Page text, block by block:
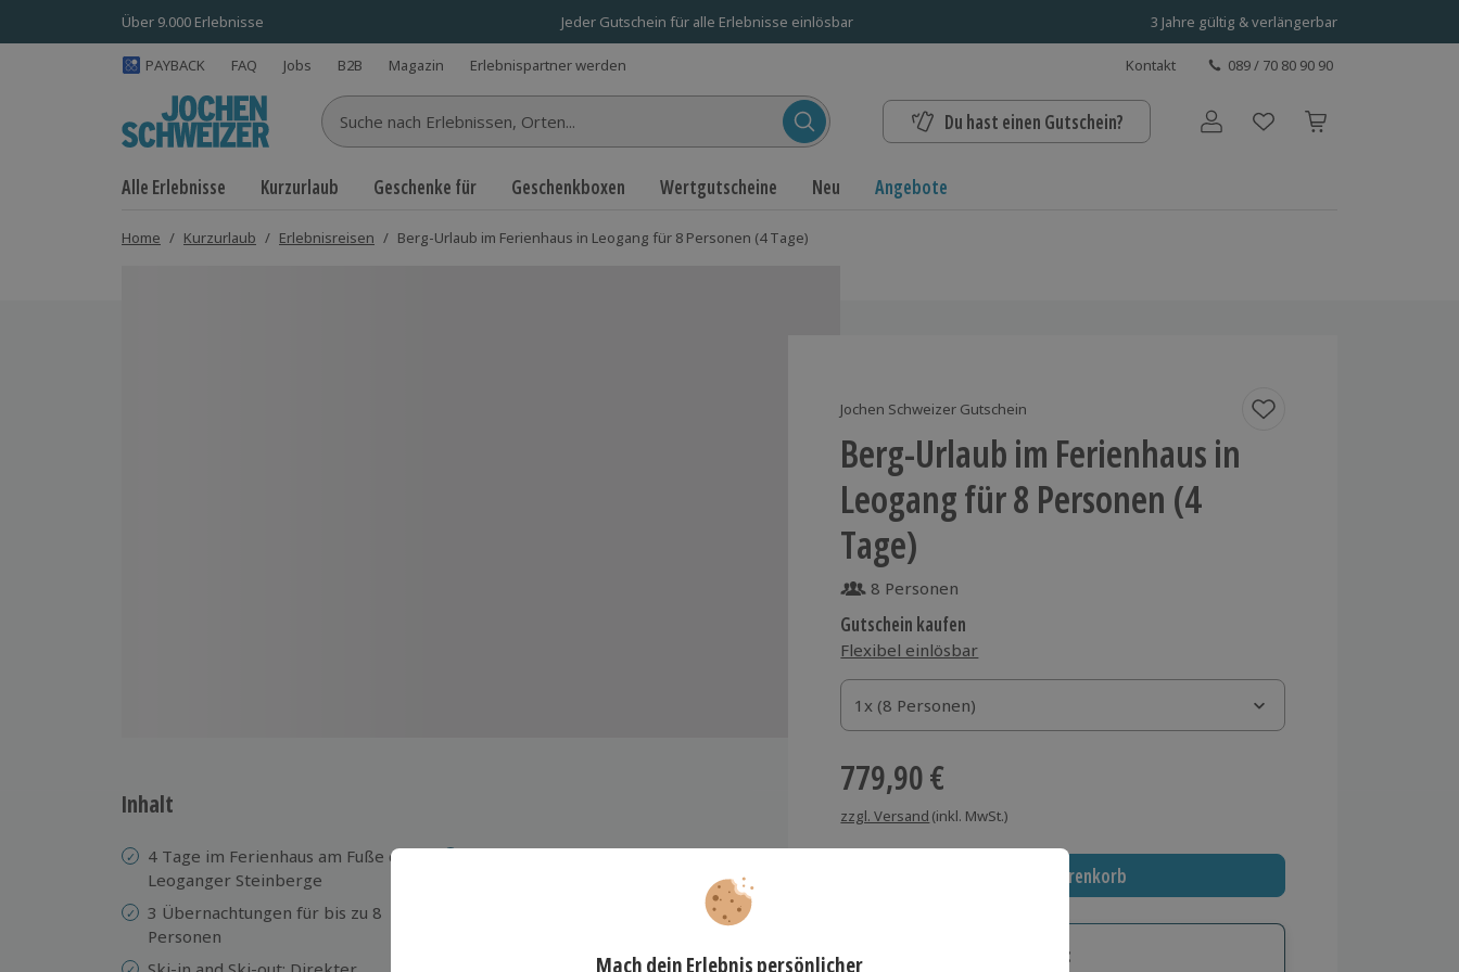
Über 9.000 Erlebnisse Jeder Gutschein für alle Erlebnisse einlösbar 3 Jahre gültig & verlängerbar
PAYBACK FAQ Jobs B2B Magazin Erlebnispartner werden Kontakt 089 / 70 80 90 90
Suche nach Erlebnissen... Du hast einen Gutschein? Benutzerkonto
Alle Erlebnisse Kurzurlaub Geschenke für Geschenkboxen Wertgutscheine Neu Angebote
Home / Kurzurlaub / Erlebnisreisen / Berg-Urlaub im Ferienhaus in Leogang für 8 Personen (4 Tage)
Jochen Schweizer Gutschein
Berg-Urlaub im Ferienhaus in
Leogang für 8 Personen (4
Tage)
8 Personen
Gutschein kaufen
Flexibel einlösbar
1x (8 Personen)
1x (8 Personen)
1x (8 Personen)
779,90 €
zzgl. Versand (inkl. MwSt.)
In den Warenkorb
Immer das richtige Geschenk:
Inhalt
4 Tage im Ferienhaus am Fuße der
Leoganger Steinberge
3 Übernachtungen für bis zu 8
Personen
Wohn-, Essraum mit offener Küche